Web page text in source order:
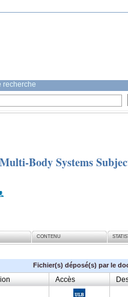
recherche
Body Systems
CONTENU
Fichier(s) déposé(s) par le
Accès